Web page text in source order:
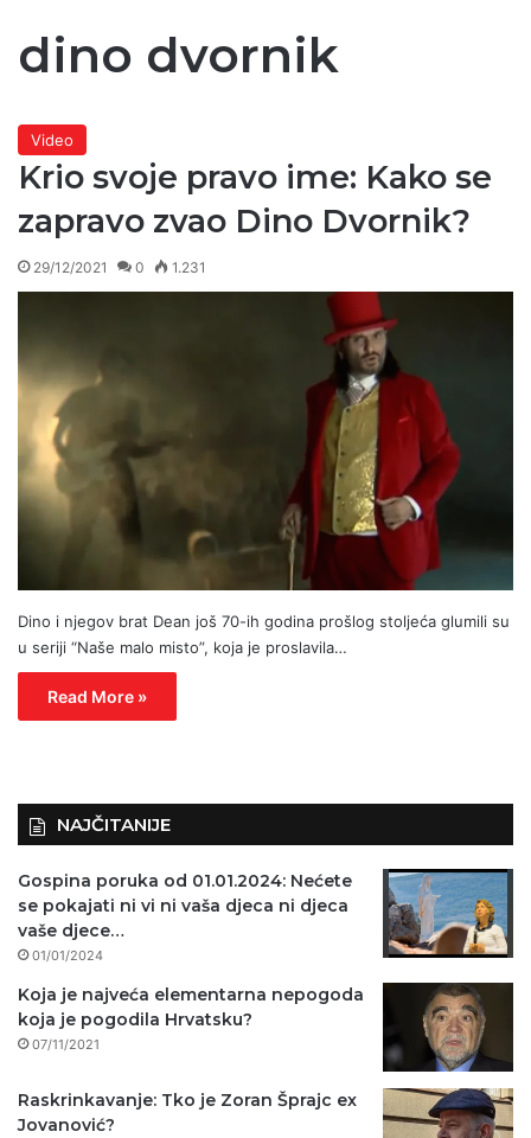
dino dvornik
Video
Krio svoje pravo ime: Kako se
zapravo zvao Dino Dvornik?
29/12/2021 0 1.231
Dino i njegov brat Dean još 70-ih godina prošlog stoljeća glumili su
u seriji “Naše malo misto”, koja je proslavila…
Read More »
NAJČITANIJE
Gospina poruka od 01.01.2024: Nećete
se pokajati ni vi ni vaša djeca ni djeca
vaše djece…
01/01/2024
Koja je najveća elementarna nepogoda
koja je pogodila Hrvatsku?
07/11/2021
Raskrinkavanje: Tko je Zoran Šprajc ex
Jovanović?